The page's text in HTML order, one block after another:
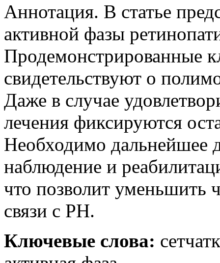
Аннотация. В статье
активной фазы
Продемонстрированные
свидетельствуют о
Даже в случае
лечения фиксируются
Необходимо дальнейшее
наблюдение и
что позволит уменьшить
связи с РН.
Ключевые слова: